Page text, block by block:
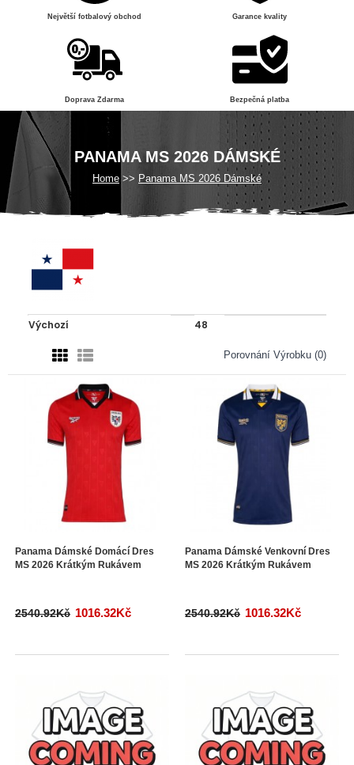
Největší fotbalový obchod Garance kvality
Doprava Zdarma Bezpečná platba
PANAMA MS 2026 DÁMSKÉ
Home Panama MS 2026 Dámské
Porovnání Výrobku (0)
Panama Dámské Domácí Dres
MS 2026 Krátkým Rukávem
2540.92Kč 1016.32Kč
Panama Dámské Venkovní Dres
MS 2026 Krátkým Rukávem
2540.92Kč 1016.32Kč